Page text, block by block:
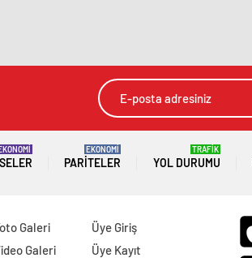
PARITELER
EKONOMİ
YOL DURUMU
TRAFİK
Galeri
Galeri
Üye Giriş
Üye Kayıt